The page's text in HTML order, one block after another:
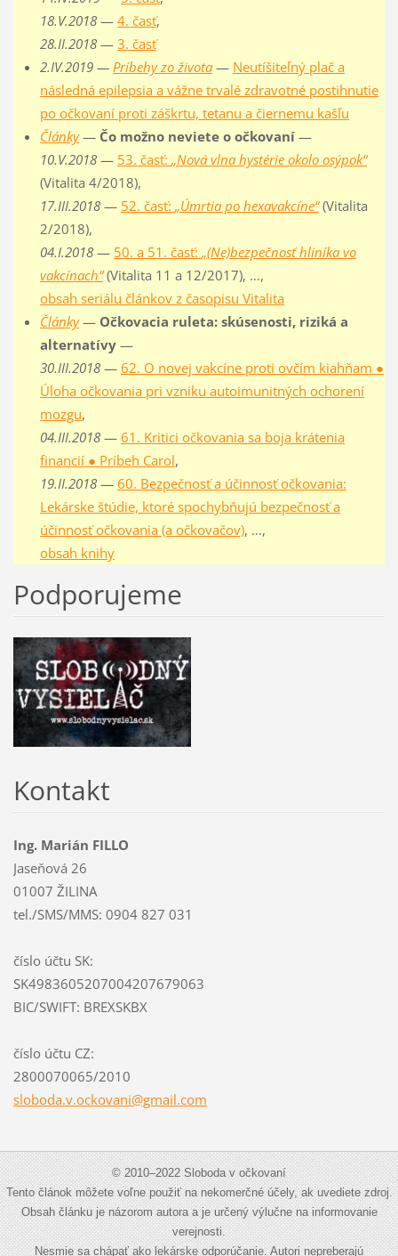
18.V.2018— 4. časť,
28.II.2018— 3. časť
2.IV.2019 — Príbehy zo života— Neutíšiteľný plač a
následná epilepsia a vážne trvalé zdravotné postihnutie
po očkovaní proti záškrtu, tetanu a čiernemu kašľu
Články— Čo možno neviete o očkovaní—
10.V.2018— 53. časť: „Nová vlna hystérie okolo osýpok“
(Vitalita 4/2018),
17.III.2018— 52. časť: „Úmrtia po hexavakcíne“(Vitalita
2/2018),
04.I.2018— 50. a 51. časť: „(Ne)bezpečnosť hliníka vo
vakcínach“(Vitalita 11 a 12/2017), …,
obsah seriálu článkov z časopisu Vitalita
Články— Očkovacia ruleta: skúsenosti, riziká a
alternatívy—
30.III.2018— 62. O novej vakcíne proti ovčím kiahňam ●
Úloha očkovania pri vzniku autoimunitných ochorení
mozgu,
04.III.2018— 61. Kritici očkovania sa boja krátenia
financií ● Príbeh Carol,
19.II.2018— 60. Bezpečnosť a účinnosť očkovania:
Lekárske štúdie, ktoré spochybňujú bezpečnosť a
účinnosť očkovania (a očkovačov), …,
obsah knihy
Podporujeme
Kontakt
Ing. Marián FILLO
Jaseňová 26
01007 ŽILINA
tel./SMS/MMS: 0904 827 031
číslo účtu SK:
SK4983605207004207679063
BIC/SWIFT: BREXSKBX
číslo účtu CZ:
2800070065/2010
sloboda.v.ockovani@gmail.com
© 2010–2022 Sloboda v očkovaní
Tento článok môžete voľne použiť na nekomerčné účely, ak uvediete zdroj.
Obsah článku je názorom autora a je určený výlučne na informovanie
verejnosti.
Nesmie sa chápať ako lekárske odporúčanie. Autori nepreberajú